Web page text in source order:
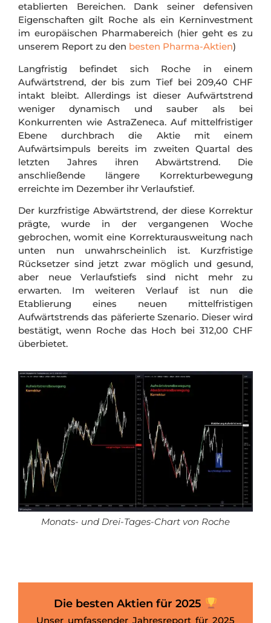
etablierten Bereichen. Dank seiner defensiven
Eigenschaften gilt Roche als ein Kerninvestment
im europäischen Pharmabereich (hier geht es zu
unserem Report zu den besten Pharma-Aktien)
Langfristig befindet sich Roche in einem
Aufwärtstrend, der bis zum Tief bei 209,40 CHF
intakt bleibt. Allerdings ist dieser Aufwärtstrend
weniger dynamisch und sauber als bei
Konkurrenten wie AstraZeneca. Auf mittelfristiger
Ebene durchbrach die Aktie mit einem
Aufwärtsimpuls bereits im zweiten Quartal des
letzten Jahres ihren Abwärtstrend. Die
anschließende längere Korrekturbewegung
erreichte im Dezember ihr Verlaufstief.
Der kurzfristige Abwärtstrend, der diese Korrektur
prägte, wurde in der vergangenen Woche
gebrochen, womit eine Korrekturausweitung nach
unten nun unwahrscheinlich ist. Kurzfristige
Rücksetzer sind jetzt zwar möglich und gesund,
aber neue Verlaufstiefs sind nicht mehr zu
erwarten. Im weiteren Verlauf ist nun die
Etablierung eines neuen mittelfristigen
Aufwärtstrends das päferierte Szenario. Dieser wird
bestätigt, wenn Roche das Hoch bei 312,00 CHF
überbietet.
Monats- und Drei-Tages-Chart von Roche
Die besten Aktien für 2025
Unser umfassender Jahresreport für 2025